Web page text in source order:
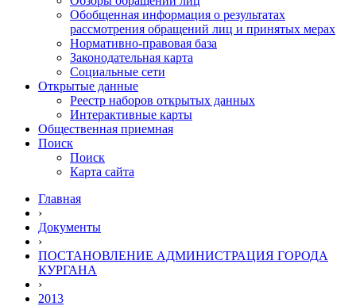
Обобщенная информация о результатах
рассмотрения обращений лиц и принятых мерах
Нормативно-правовая база
Законодательная карта
Социальные сети
Открытые данные
Реестр наборов открытых данных
Интерактивные карты
Общественная приемная
Поиск
Поиск
Карта сайта
Главная
›
Документы
›
ПОСТАНОВЛЕНИЕ АДМИНИСТРАЦИЯ ГОРОДА
КУРГАНА
›
2013